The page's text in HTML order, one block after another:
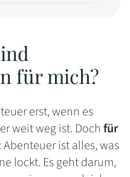
für mich?
erst, wenn es
weit weg ist. Doch für
: Abenteuer ist alles, was
lockt. Es geht darum,